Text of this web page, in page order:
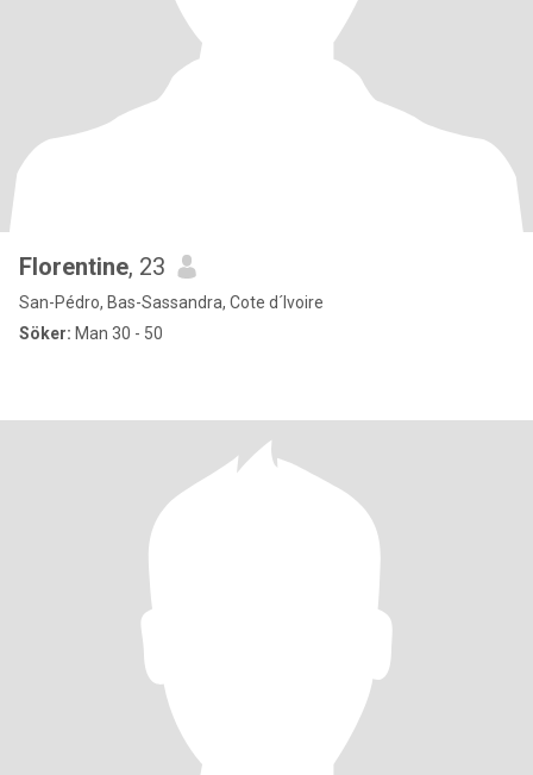
Florentine, 23
San-Pédro, Bas-Sassandra, Cote d´Ivoire
Söker: Man 30 - 50